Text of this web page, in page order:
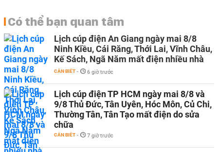
Có thể bạn quan tâm
Lịch cúp điện An Giang ngày mai 8/8
Ninh Kiều, Cái Răng, Thới Lai, Vĩnh Châu,
Kế Sách, Ngã Năm mất điện nhiều nhà
CẦN BIẾT - 6 giờ trước
Lịch cúp điện TP HCM ngày mai 8/8 và
9/8 Thủ Đức, Tân Uyên, Hóc Môn, Củ Chi,
Thường Tân, Tân Tạo mất điện do sửa
chữa
CẦN BIẾT - 7 giờ trước